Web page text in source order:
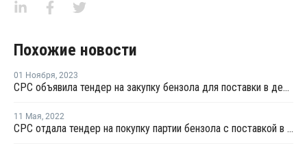
Похожие новости
01 Ноября, 2023
CPC объявила тендер на закупку бензола для поставки в декабре
11 Мая, 2022
CPC отдала тендер на покупку партии бензола с поставкой в июне